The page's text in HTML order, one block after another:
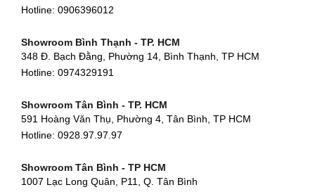
Hotline: 0906396012
Showroom Bình Thạnh - TP. HCM
348 Đ. Bạch Đằng, Phường 14, Bình Thạnh, TP HCM
Hotline: 0974329191
Showroom Tân Bình - TP. HCM
591 Hoàng Văn Thụ, Phường 4, Tân Bình, TP HCM
Hotline: 0928.97.97.97
Showroom Tân Bình - TP HCM
1007 Lạc Long Quân, P11, Q. Tân Bình